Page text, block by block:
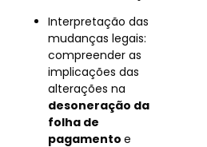
Interpretação das
mudanças legais:
compreender as
implicações das
alterações na
desoneração da
folha de
pagamento e